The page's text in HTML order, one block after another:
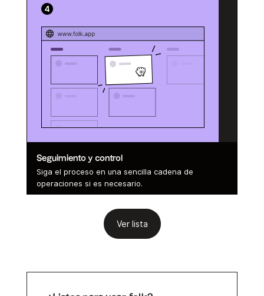
Seguimiento y control
Siga el proceso en una sencilla cadena de
operaciones si es necesario.
Ver lista